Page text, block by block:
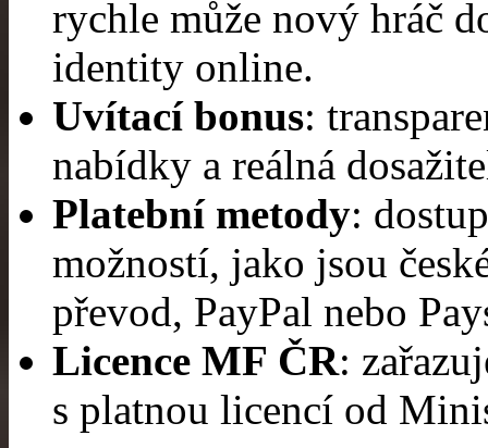
rychle může nový hráč
identity online.
Uvítací bonus:
nabídky a reálná
Platební metody:
možností, jako jsou
převod, PayPal nebo
Licence MF ČR:
s platnou licencí od